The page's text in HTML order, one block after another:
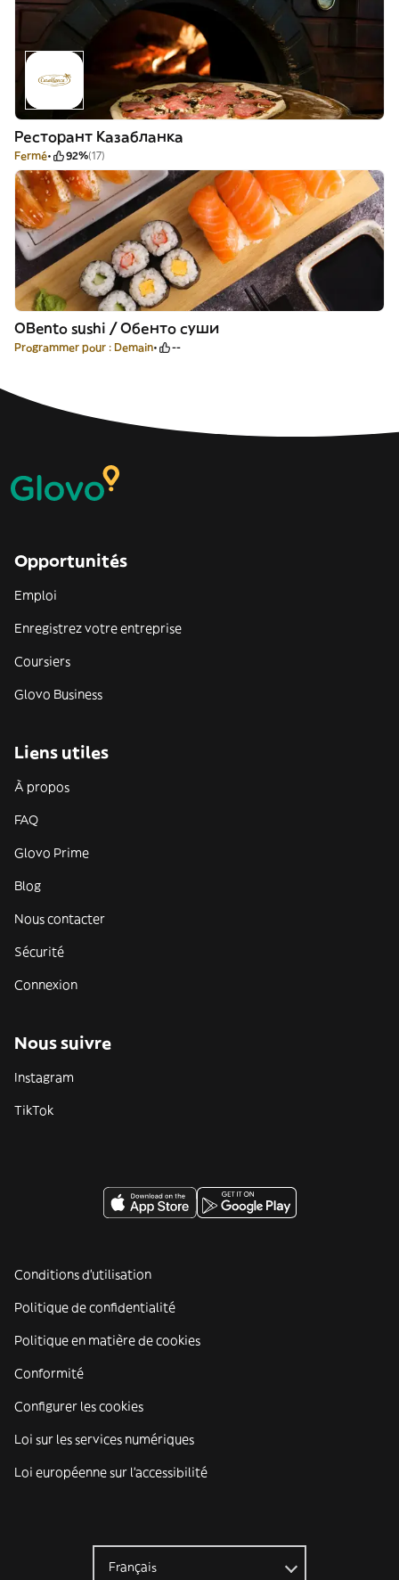
Ресторант Казабланка
Fermé 92%(17)
OBento sushi / Обенто суши
Programmer pour : Demain --
Opportunités
Emploi
Enregistrez votre entreprise
Coursiers
Glovo Business
Liens utiles
À propos
FAQ
Glovo Prime
Blog
Nous contacter
Sécurité
Connexion
Nous suivre
Instagram
TikTok
Conditions d'utilisation
Politique de confidentialité
Politique en matière de cookies
Conformité
Configurer les cookies
Loi sur les services numériques
Loi européenne sur l’accessibilité